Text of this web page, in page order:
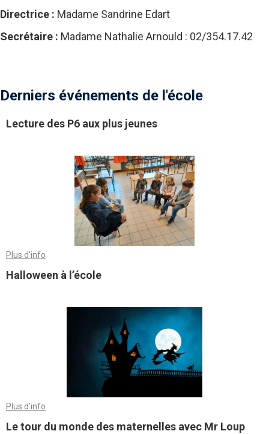
Directrice : Madame Sandrine Edart
Secrétaire : Madame Nathalie Arnould : 02/354.17.42
Derniers événements de l'école
Lecture des P6 aux plus jeunes
Plus d'info
Halloween à l’école
Plus d'info
Le tour du monde des maternelles avec Mr Loup